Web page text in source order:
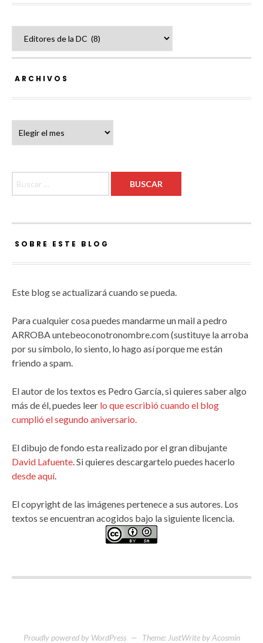
ARCHIVOS
SOBRE ESTE BLOG
Este blog se actualizará cuando se pueda.
Para cualquier cosa puedes mandarme un mail a pedro
ARROBA untebeoconotronombre.com (sustituye la arroba
por su símbolo, lo siento, lo hago así porque me están
friendo a spam.
El autor de los textos es Pedro García, si quieres saber algo
más de él, puedes leer lo que escribió cuando el blog
cumplió el segundo aniversario.
El dibujo de fondo esta realizado por el gran dibujante
David Lafuente. Si quieres descargartelo puedes hacerlo
desde aquí.
El copyright de las imágenes pertenece a sus autores. Los
textos se encuentran acogidos bajo la siguiente licencia.
Proudly powered by WordPress — Theme: JustWrite by Acosmin